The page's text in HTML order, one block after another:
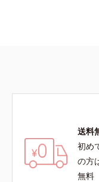
送料
初め
の方
無料